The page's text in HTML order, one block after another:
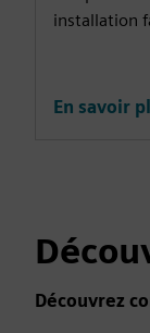
installation
En savoir
Découvrez